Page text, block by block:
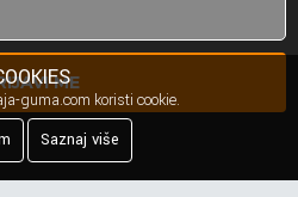
ME
guma.com koristi cookie.
Saznaj više